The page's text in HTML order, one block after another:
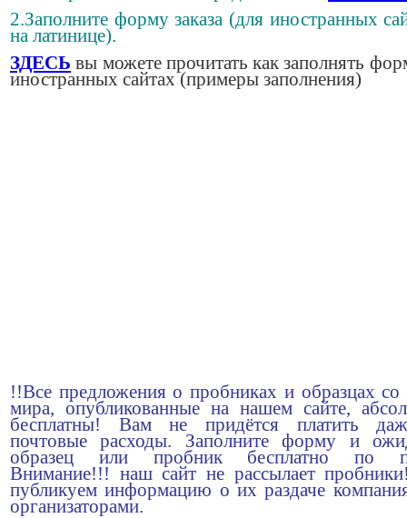
2.Заполните форму заказа (для иностранных
на латинице).
ЗДЕСЬ вы можете прочитать как заполнять
иностранных сайтах (примеры заполнения)
!!Все предложения о пробниках и образцах со
мира, опубликованные на нашем сайте,
бесплатны! Вам не придётся платить
почтовые расходы. Заполните форму и
образец или пробник бесплатно по
Внимание!!! наш сайт не рассылает
публикуем информацию о их раздаче
организаторами.